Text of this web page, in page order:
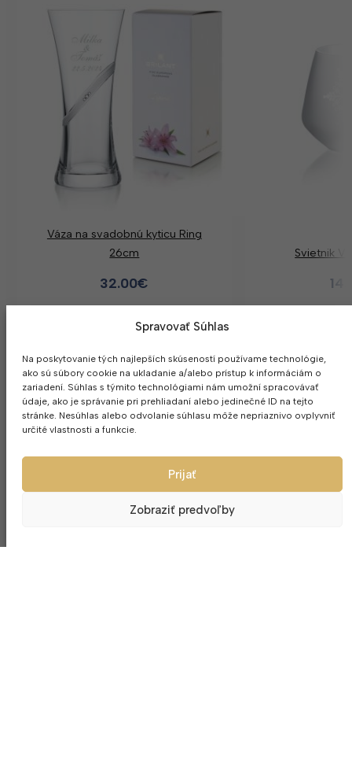
Spravovať Súhlas
Na poskytovanie tých najlepších skúseností používame technológie,
ako sú súbory cookie na ukladanie a/alebo prístup k informáciám o
zariadení. Súhlas s týmito technológiami nám umožní spracovávať
údaje, ako je správanie pri prehliadaní alebo jedinečné ID na tejto
stránke. Nesúhlas alebo odvolanie súhlasu môže nepriaznivo ovplyvniť
určité vlastnosti a funkcie.
Prijať
Zobraziť predvoľby
Váza na svadobnú kyticu Ring
26cm
32.00€
Svietnik
Firma s